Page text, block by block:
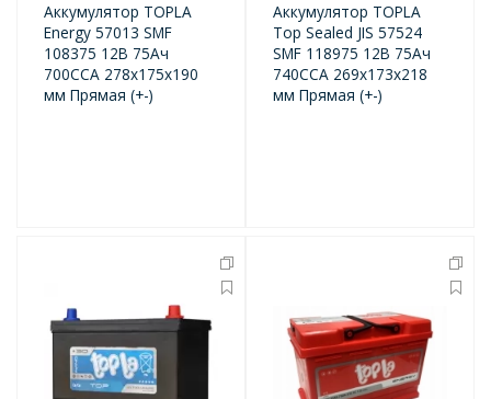
Аккумулятор TOPLA
Energy 57013 SMF
108375 12В 75Ач
700CCA 278x175x190
мм Прямая (+-)
Аккумулятор TOPLA
Top Sealed JIS 57524
SMF 118975 12В 75Ач
740CCA 269x173x218
мм Прямая (+-)